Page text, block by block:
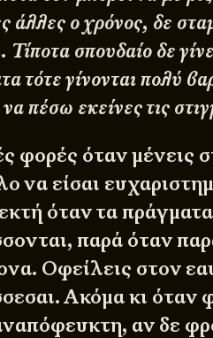
άλλες ο χρόνος, δε
. Τίποτα σπουδαίο δε
τότε γίνονται πολύ
πέσω εκείνες τις
φορές όταν μένεις
να είσαι
όταν τα
παρά όταν
Οφείλεις στον
Ακόμα κι
αν δε